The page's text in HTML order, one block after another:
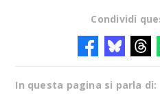
Condividi
In questa pagina si parla di: